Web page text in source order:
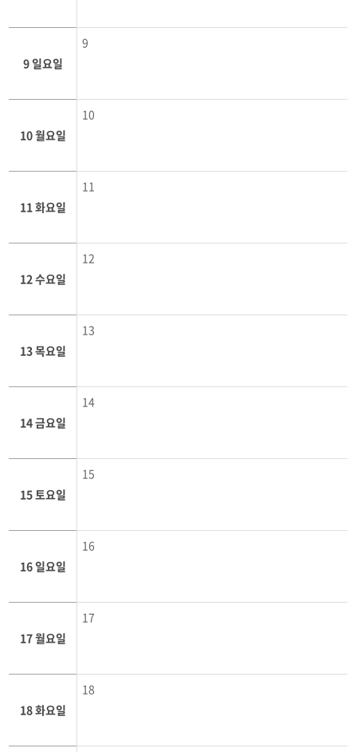
9 일요일
9
10 월요일
10
11 화요일
11
12 수요일
12
13 목요일
13
14 금요일
14
15 토요일
15
16 일요일
16
17 월요일
17
18 화요일
18